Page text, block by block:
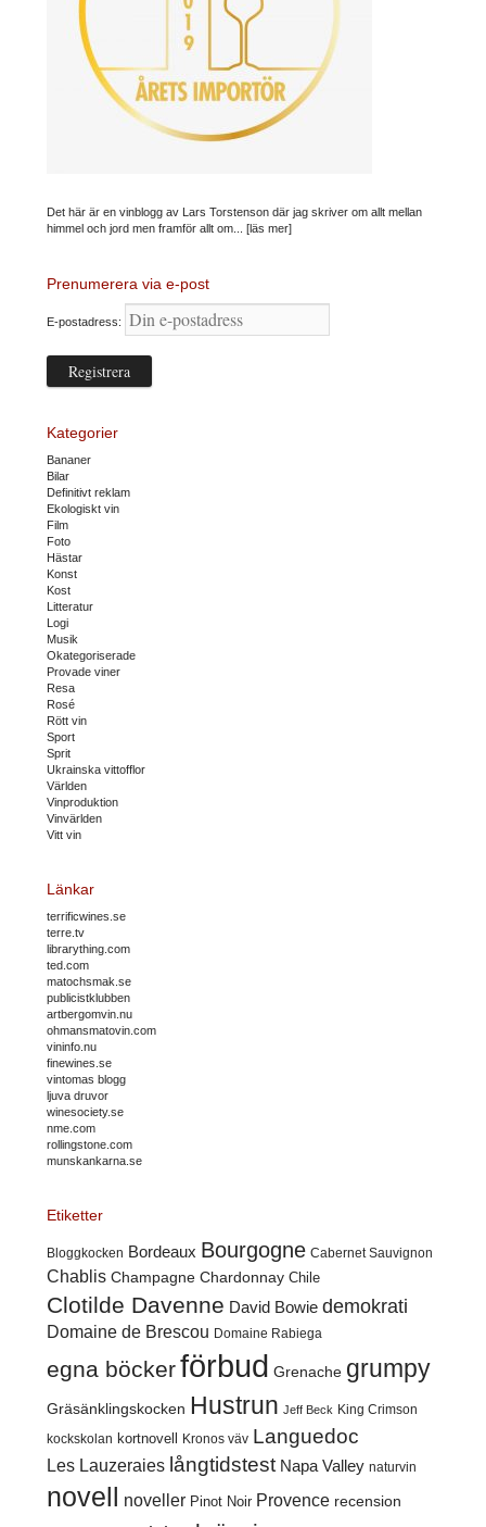
Det här är en vinblogg av Lars Torstenson där jag skriver om allt mellan
himmel och jord men framför allt om... [läs mer]
Prenumerera via e-post
E-postadress:
Kategorier
Bananer
Bilar
Definitivt reklam
Ekologiskt vin
Film
Foto
Hästar
Konst
Kost
Litteratur
Logi
Musik
Okategoriserade
Provade viner
Resa
Rosé
Rött vin
Sport
Sprit
Ukrainska vittofflor
Världen
Vinproduktion
Vinvärlden
Vitt vin
Länkar
terrificwines.se
terre.tv
librarything.com
ted.com
matochsmak.se
publicistklubben
artbergomvin.nu
ohmansmatovin.com
vininfo.nu
finewines.se
vintomas blogg
ljuva druvor
winesociety.se
nme.com
rollingstone.com
munskankarna.se
Etiketter
Bloggkocken Bordeaux Bourgogne Cabernet Sauvignon
Chablis Champagne Chardonnay Chile
Clotilde Davenne David Bowie demokrati
Domaine de Brescou Domaine Rabiega
egna böckerförbud Grenache grumpy
Gräsänklingskocken Hustrun Jeff Beck King Crimson
kockskolan kortnovell Kronos väv Languedoc
Les Lauzeraies långtidstest Napa Valley naturvin
novell noveller Pinot Noir Provence recension